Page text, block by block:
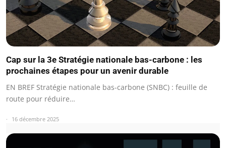
Cap sur la 3e Stratégie nationale bas-carbone : les
prochaines étapes pour un avenir durable
EN BREF Stratégie nationale bas-carbone (SNBC) : feuille de
route pour réduire…
16 décembre 2025